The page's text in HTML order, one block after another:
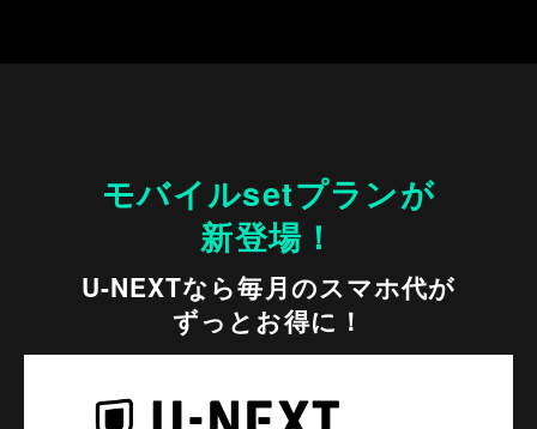
モバイルsetプランが
新登場！
U-NEXTなら毎月のスマホ代が
ずっとお得に！